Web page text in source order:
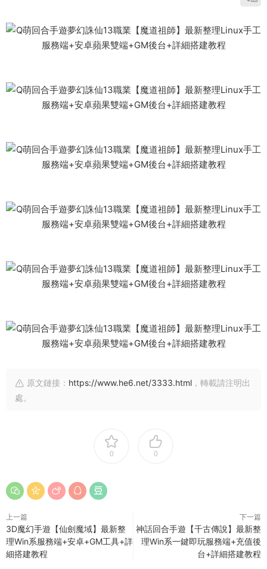
原文鏈接： https://www.he6.net/3333.html ，轉載請注明出
處。
0 0
上一篇
3D魔幻手遊【仙劍魔域】最新整
理Win系服務端+安卓+GM工具+詳
細搭建教程
下一篇
神話回合手遊【千古傳說】最新整
理Win系一鍵即玩服務端+充值後
台+詳細搭建教程